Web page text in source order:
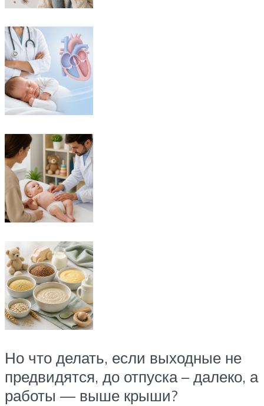
Но что делать, если выходные не
предвидятся, до отпуска – далеко, а
работы — выше крыши?